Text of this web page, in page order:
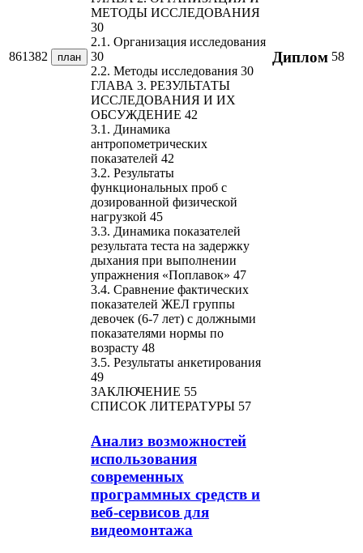
861382 план
МЕТОДЫ ИССЛЕДОВАНИЯ
30
2.1. Организация исследования
30
2.2. Методы исследования 30
ГЛАВА 3. РЕЗУЛЬТАТЫ
ИССЛЕДОВАНИЯ И ИХ
ОБСУЖДЕНИЕ 42
3.1. Динамика
антропометрических
показателей 42
3.2. Результаты
функциональных проб с
дозированной физической
нагрузкой 45
3.3. Динамика показателей
результата теста на задержку
дыхания при выполнении
упражнения «Поплавок» 47
3.4. Сравнение фактических
показателей ЖЕЛ группы
девочек (6-7 лет) с должными
показателями нормы по
возрасту 48
3.5. Результаты анкетирования
49
ЗАКЛЮЧЕНИЕ 55
СПИСОК ЛИТЕРАТУРЫ 57
Диплом 58
Анализ возможностей
использования
современных
программных средств и
веб-сервисов для
видеомонтажа